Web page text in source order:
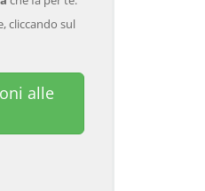
Venezia: Tour della laguna
veneziana e cena del
da 120,00 EUR
cliccando sul
alle